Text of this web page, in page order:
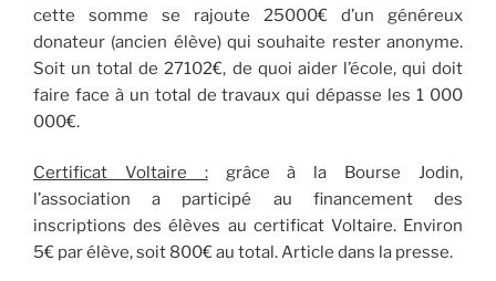
cette somme se rajoute 25000€ d’un généreux
donateur (ancien élève) qui souhaite rester anonyme.
Soit un total de 27102€, de quoi aider l’école, qui doit
faire face à un total de travaux qui dépasse les 1 000
000€.
Certificat Voltaire :grâce à la Bourse Jodin,
l’association a participé au financement des
inscriptions des élèves au certificat Voltaire. Environ
5€ par élève, soit 800€ au total. Article dans la presse.